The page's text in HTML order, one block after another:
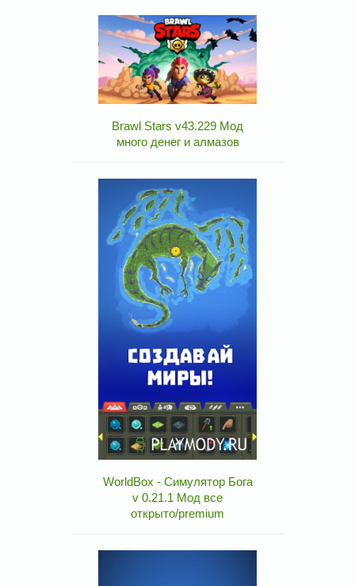
Brawl Stars v43.229 Мод
много денег и алмазов
WorldBox - Симулятор Бога
v 0.21.1 Мод все
открыто/premium